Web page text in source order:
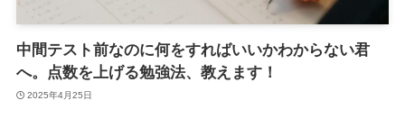
中間テスト前なのに何をすればいいかわからない君
へ。点数を上げる勉強法、教えます！
2025年4月25日